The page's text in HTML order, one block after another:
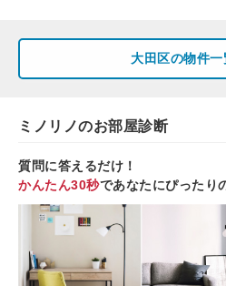
大田区の物件一
ミノリノのお部屋診断
質問に答えるだけ！
かんたん30秒であなたにぴったり